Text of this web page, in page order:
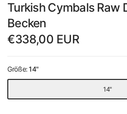
Turkish Cymbals Raw
Becken
€338,00 EUR
Größe:14"
14"